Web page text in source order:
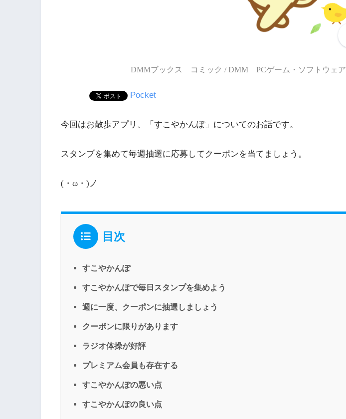
DMMブックス コミック / DMM PCゲーム・ソフトウェア
Pocket
今回はお散歩アプリ、「すこやかんぽ」についてのお話です。
スタンプを集めて毎週抽選に応募してクーポンを当てましょう。
(・ω・)ノ
目次
すこやかんぽ
すこやかんぽで毎日スタンプを集めよう
週に一度、クーポンに抽選しましょう
クーポンに限りがあります
ラジオ体操が好評
プレミアム会員も存在する
すこやかんぽの悪い点
すこやかんぽの良い点